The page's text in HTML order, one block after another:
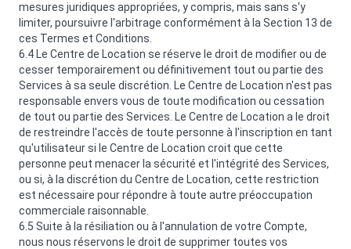
mesures juridiques appropriées, y compris, mais sans s'y
limiter, poursuivre l'arbitrage conformément à la Section 13 de
ces Termes et Conditions.
6.4 Le Centre de Location se réserve le droit de modifier ou de
cesser temporairement ou définitivement tout ou partie des
Services à sa seule discrétion. Le Centre de Location n'est pas
responsable envers vous de toute modification ou cessation
de tout ou partie des Services. Le Centre de Location a le droit
de restreindre l'accès de toute personne à l'inscription en tant
qu'utilisateur si le Centre de Location croit que cette
personne peut menacer la sécurité et l'intégrité des Services,
ou si, à la discrétion du Centre de Location, cette restriction
est nécessaire pour répondre à toute autre préoccupation
commerciale raisonnable.
6.5 Suite à la résiliation ou à l'annulation de votre Compte,
nous nous réservons le droit de supprimer toutes vos